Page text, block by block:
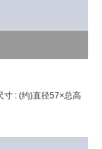
寸 : (约)直径57×总高